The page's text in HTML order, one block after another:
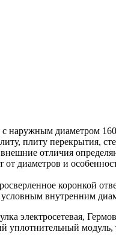
с наружным диаметром
плиту перекрытия,
отличия
диаметров и
коронкой
условным внутренним
электросетевая,
модуль,